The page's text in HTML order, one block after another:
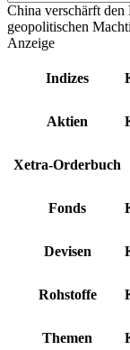
China verschärft
geopolitischen
Anzeige
Indizes
Aktien
Xetra-Orderbuch
Fonds
Devisen
Rohstoffe
Themen